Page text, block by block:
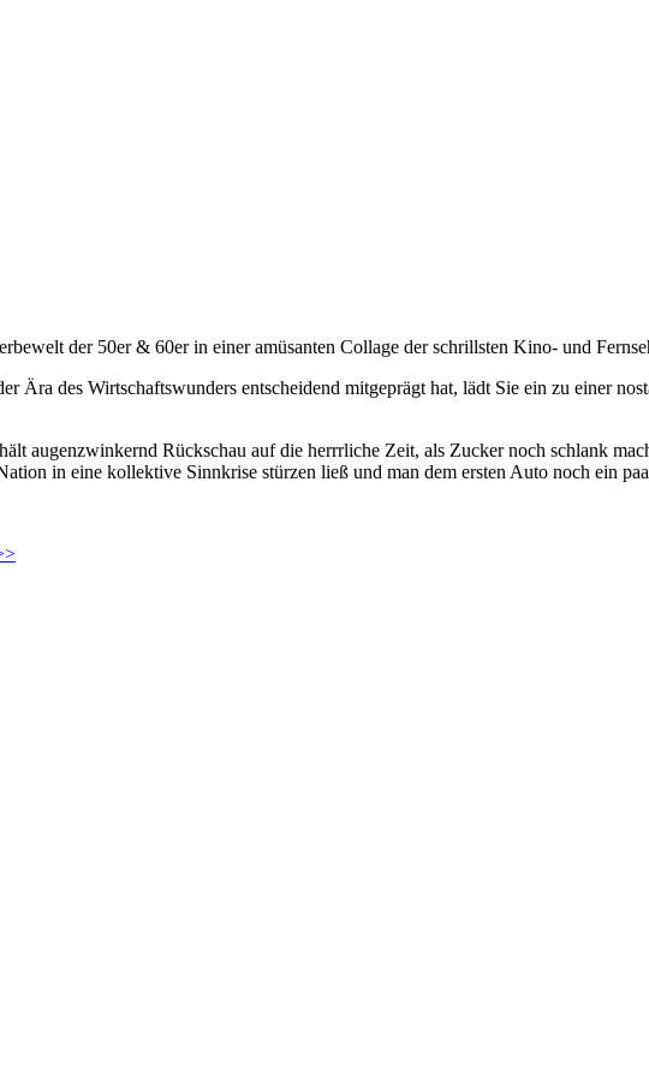
der 50er & 60er in einer amüsanten Collage der schrillsten Kino- und
Ära des Wirtschaftswunders entscheidend mitgeprägt hat, lädt Sie ein zu einer
augenzwinkernd Rückschau auf die herrrliche Zeit, als Zucker noch schlank
in eine kollektive Sinnkrise stürzen ließ und man dem ersten Auto noch ein